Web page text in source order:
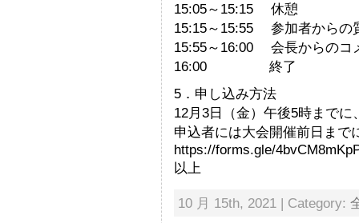
15:05～15:15 休憩
15:15～15:55 参加者からの
15:55～16:00 会長からのコ
16:00 終了
5．申し込み方法
12月3日（金）午後5時まで
申込者には大会開催前日まで
https://forms.gle/
以上
10 月 15th, 2021 | Category: